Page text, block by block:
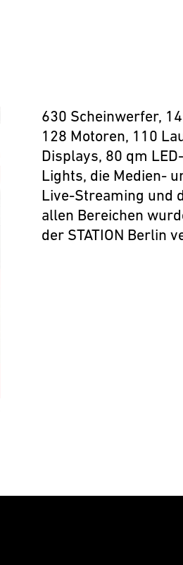
630 Scheinwerfer,
128 Motoren, 110
Displays, 80 qm
Lights, die Medien-
Live-Streaming und
allen Bereichen
der STATION Berlin